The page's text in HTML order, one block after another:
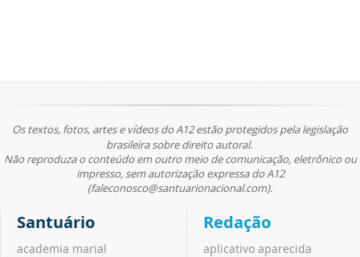
Os textos, fotos, artes e vídeos do A12 estão protegidos pela legislação
brasileira sobre direito autoral.
Não reproduza o conteúdo em outro meio de comunicação, eletrônico ou
impresso, sem autorização expressa do A12
(faleconosco@santuarionacional.com).
Santuário
academia marial
Redação
aplicativo aparecida